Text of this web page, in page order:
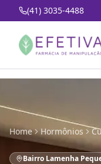
(41) 3035-4488
Home Hormônios
Bairro Lamenha